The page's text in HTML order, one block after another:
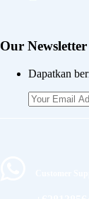
Our Newsletter
Dapatkan